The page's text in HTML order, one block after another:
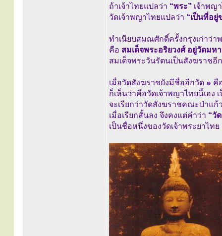
ถ้าเจ้าไทยแปลว่า “พระ” เจ้าพญ
วัดเจ้าพญาไทยแปลว่า “เป็นที่อยู่
ทำเนียบสมณศักดิ์ครั้งกรุงเก่าว่า
คือ สมเด็จพระอริยวงศ์ อยู่วัดมห
สมเด็จพระวันรัตนเป็นสังฆราชอี
เมื่อวัดสังฆราชยังมีชื่ออีกวัด ๑ คื
ก็เห็นว่าคือวัดเจ้าพญาไทยนี้เอง
จะเรียกว่าวัดสังฆราชคณะป่าแก้
เมื่อเรียกสั้นลง จึงคงแต่คำว่า “วั
เป็นชื่อหนึ่งของวัดเจ้าพระยาไทย